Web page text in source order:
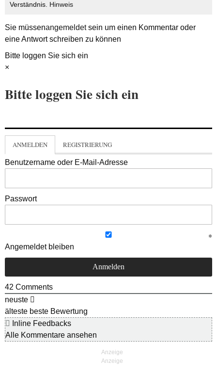
Verständnis. Hinweis
Sie müssenangemeldetsein um einen Kommentar oder
eine Antwort schreiben zu können
Bitte loggen Sie sich ein
×
Bitte loggen Sie sich ein
ANMELDEN REGISTRIERUNG
Benutzername oder E-Mail-Adresse
Passwort
Angemeldet bleiben
42 Comments
neuste
älteste beste Bewertung
Inline Feedbacks
Alle Kommentare ansehen